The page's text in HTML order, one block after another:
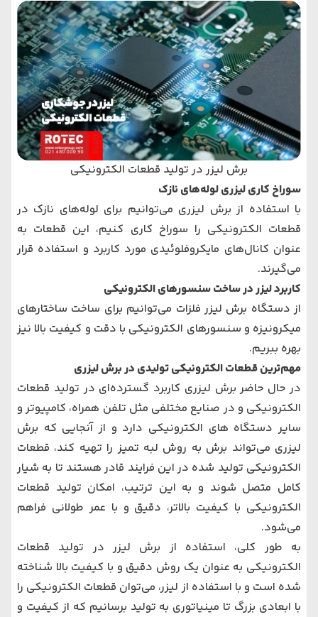
برش لیزر در تولید قطعات الکترونیکی
سوراخ کاری لیزری لوله‌های نازک
با استفاده از برش لیزری می‌توانیم برای لوله‌های نازک در
قطعات الکترونیکی را سوراخ کاری کنیم، این قطعات به
عنوان کانال‌های مایکروفلوئیدی مورد کاربرد و استفاده قرار
می‌گیرند.
کاربرد لیزر در ساخت سنسورهای الکترونیکی
از دستگاه برش لیزر فلزات می‌توانیم برای ساخت ساختارهای
میکرونیزه و سنسورهای الکترونیکی با دقت و کیفیت بالا نیز
بهره ببریم.
مهم‌ترین قطعات الکترونیکی تولیدی در برش لیزری
در حال حاضر برش لیزری کاربرد گسترده‌ای در تولید قطعات
الکترونیکی و در صنایع مختلفی مثل تلفن همراه، کامپیوتر و
سایر دستگاه های الکترونیکی دارد و از آنجایی که برش
لیزری می‌تواند برش به روش لبه تمیز را تهیه کند، قطعات
الکترونیکی تولید شده در این فرایند قادر هستند تا به شیار
کامل متصل شوند و به این ترتیب، امکان تولید قطعات
الکترونیکی با کیفیت بالاتر، دقیق و با عمر طولانی فراهم
می‌شود.
به طور کلی، استفاده از برش لیزر در تولید قطعات
الکترونیکی به عنوان یک روش دقیق و با کیفیت بالا شناخته
شده است و با استفاده از لیزر، می‌توان قطعات الکترونیکی را
با ابعادی بزرگ تا مینیاتوری به تولید برسانیم که از کیفیت و